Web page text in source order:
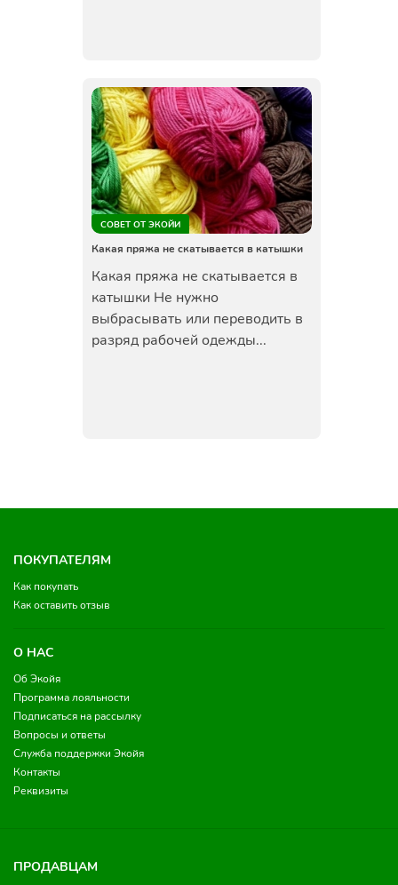
СОВЕТ ОТ ЭКОЙИ
Какая пряжа не скатывается в катышки
Какая пряжа не скатывается в
катышки Не нужно
выбрасывать или переводить в
разряд рабочей одежды...
ПОКУПАТЕЛЯМ
Как покупать
Как оставить отзыв
О НАС
Об Экойя
Программа лояльности
Подписаться на рассылку
Вопросы и ответы
Служба поддержки Экойя
Контакты
Реквизиты
ПРОДАВЦАМ